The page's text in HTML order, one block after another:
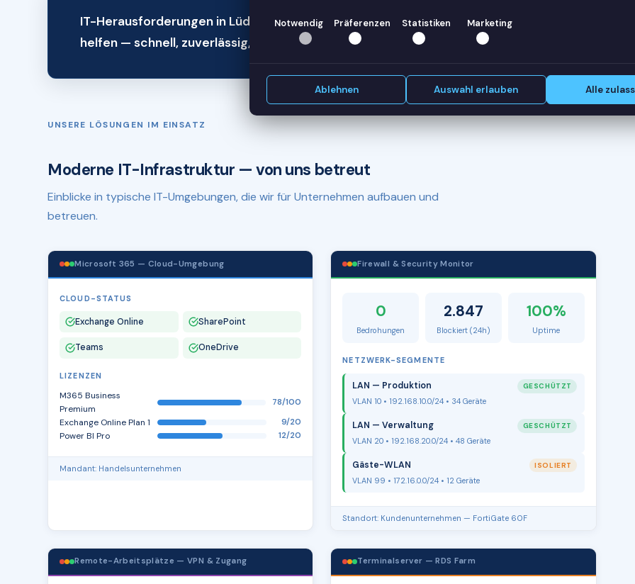
IT-Herausforderungen in Lüdenscheid? Wir
helfen — schnell, zuverlässig, remote.
Erstgespräch vereinbaren
UNSERE LÖSUNGEN IM EINSATZ
Moderne IT-Infrastruktur — von uns betreut
Einblicke in typische IT-Umgebungen, die wir für Unternehmen aufbauen und
betreuen.
Microsoft 365 — Cloud-Umgebung
CLOUD-STATUS
Exchange Online SharePoint
Teams OneDrive
LIZENZEN
M365 Business
Premium
78/100
Exchange Online Plan 1 9/20
Power BI Pro 12/20
Mandant: Handelsunternehmen
Firewall & Security Monitor
0
Bedrohungen
2.847
Blockiert (24h)
100%
Uptime
NETZWERK-SEGMENTE
LAN — Produktion GESCHÜTZT
VLAN 10 • 192.168.10.0/24 • 34 Geräte
LAN — Verwaltung GESCHÜTZT
VLAN 20 • 192.168.20.0/24 • 48 Geräte
Gäste-WLAN ISOLIERT
VLAN 99 • 172.16.0.0/24 • 12 Geräte
Standort: Kundenunternehmen — FortiGate 60F
Remote-Arbeitsplätze — VPN & Zugang Terminalserver — RDS Farm
Notwendig Präferenzen Statistiken Marketing
Ablehnen Auswahl erlauben Alle